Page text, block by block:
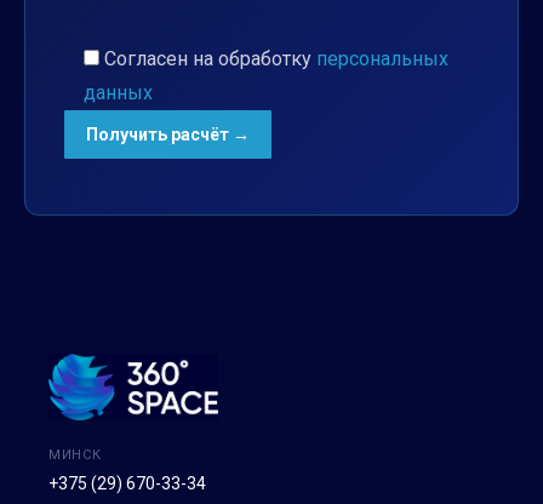
Согласен на обработку персональных
данных
МИНСК
+375 (29) 670-33-34